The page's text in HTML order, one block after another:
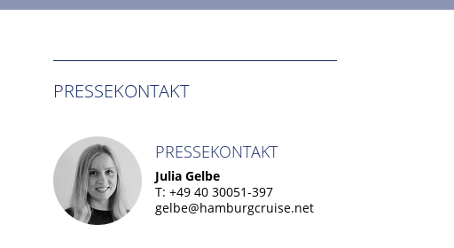
PRESSEKONTAKT
PRESSEKONTAKT
Julia Gelbe
T: +49 40 30051-397
gelbe@hamburgcruise.net